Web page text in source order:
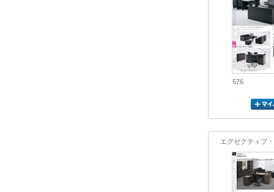
576
エグゼクティブ